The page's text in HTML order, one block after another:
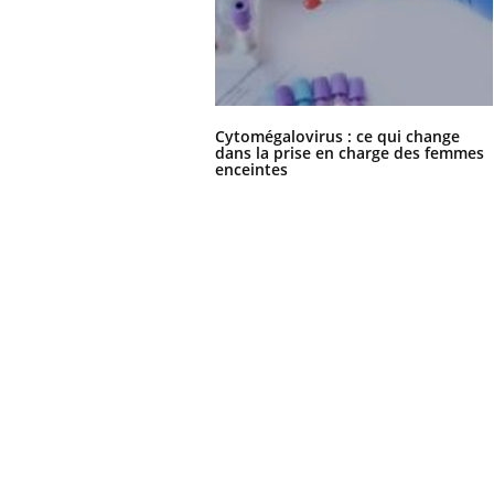
Cytomégalovirus : ce qui change
dans la prise en charge des femmes
enceintes
Il y